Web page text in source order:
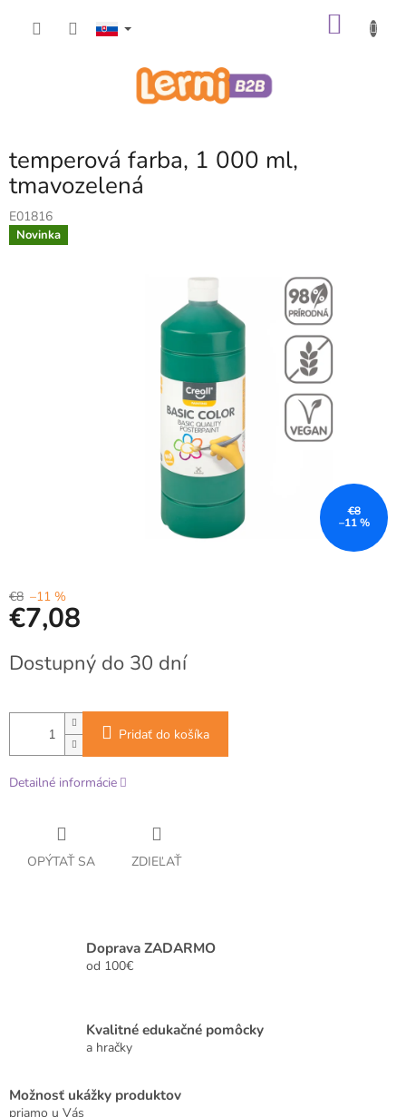
temperová farba, 1 000 ml,
tmavozelená
E01816
Novinka
€8
–11 %
€8 –11 %
€7,08
cena:
Dostupný do 30 dní
Pridať do košíka
Detailné informácie
OPÝTAŤ SA ZDIEĽAŤ
Doprava ZADARMO
od 100€
Kvalitné edukačné pomôcky
a hračky
Možnosť ukážky produktov
priamo u Vás